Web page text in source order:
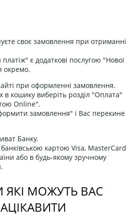
своє замовлення при отриманні
є додаткові послугою "Нової
окремо.
при оформленні замовлення.
в кошику виберіть розділ "Оплата"
Online".
замовлення" і Вас перекине
Банку.
картою Visa, MasterCard
або в будь-якому зручному
ЯКІ МОЖУТЬ ВАС